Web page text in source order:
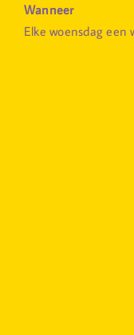
Wanneer
Elke woensdag een